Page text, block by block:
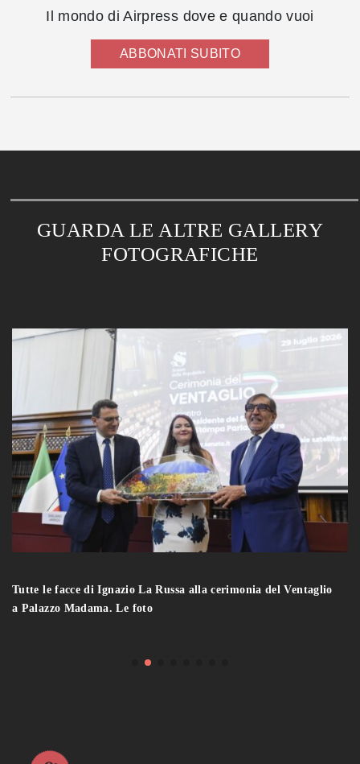
Il mondo di Airpress dove e quando vuoi
ABBONATI SUBITO
GUARDA LE ALTRE GALLERY
FOTOGRAFICHE
Tutte le facce di Ignazio La Russa alla cerimonia del Ventaglio
a Palazzo Madama. Le foto